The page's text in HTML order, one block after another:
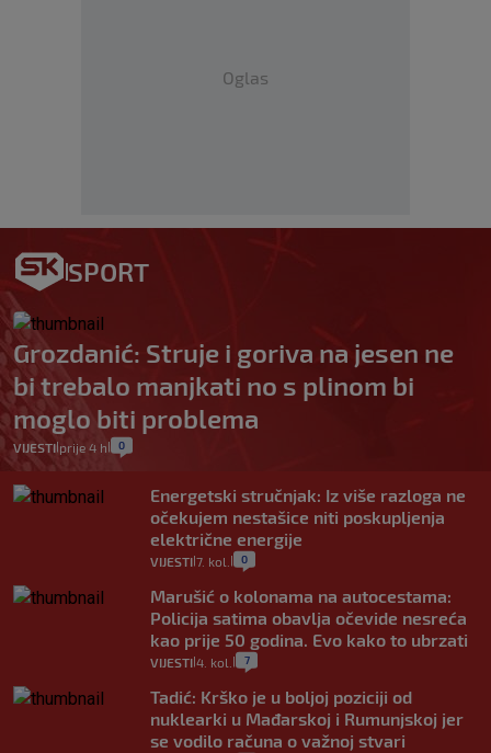
Oglas
SPORT
Grozdanić: Struje i goriva na jesen ne
bi trebalo manjkati no s plinom bi
moglo biti problema
VIJESTI prije 4 h 0
Energetski stručnjak: Iz više razloga ne
očekujem nestašice niti poskupljenja
električne energije
VIJESTI 7. kol. 0
Marušić o kolonama na autocestama:
Policija satima obavlja očevide nesreća
kao prije 50 godina. Evo kako to ubrzati
VIJESTI 4. kol. 7
Tadić: Krško je u boljoj poziciji od
nuklearki u Mađarskoj i Rumunjskoj jer
se vodilo računa o važnoj stvari